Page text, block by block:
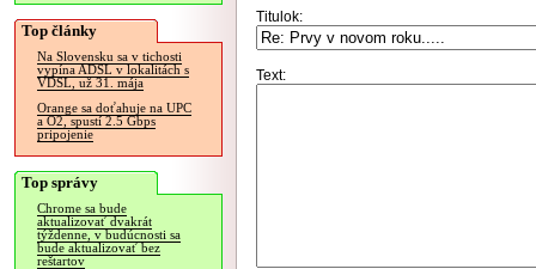
Top články
Na Slovensku sa v tichosti
vypína ADSL v lokalitách s
VDSL, už 31. mája
Orange sa doťahuje na UPC
a O2, spustí 2.5 Gbps
pripojenie
Top správy
Chrome sa bude
aktualizovať dvakrát
týždenne, v budúcnosti sa
bude aktualizovať bez
reštartov
Titulok:
Text: